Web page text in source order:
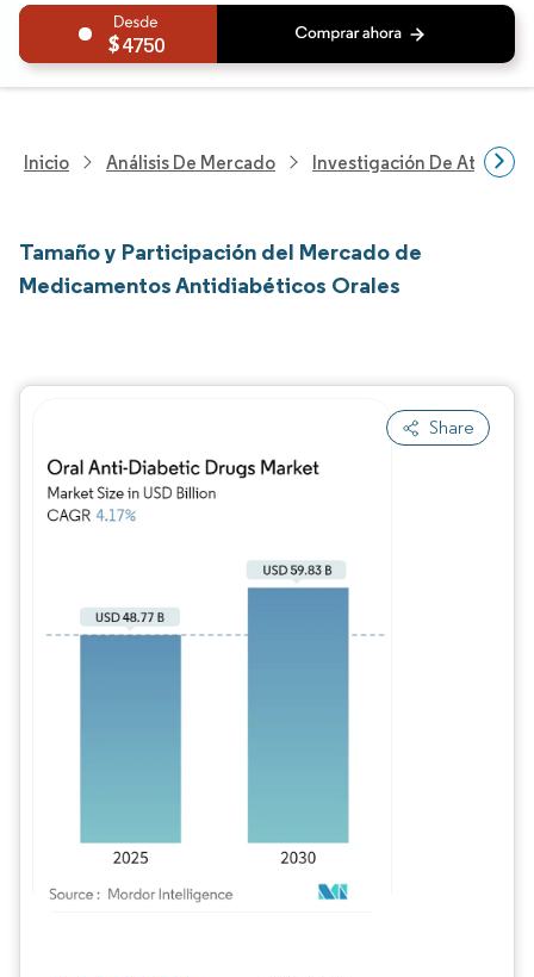
4750
Inicio Análisis De Mercado Investigación De
Tamaño y Participación del Mercado de
Medicamentos Antidiabéticos Orales
Share